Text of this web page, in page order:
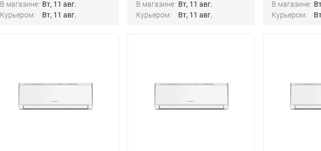
В магазине: Вт, 11 авг.
Курьером:
Вт, 11 авг.
В магазине: Вт, 11 авг.
Курьером:
Вт, 11 авг.
В магазине:
Курьером: